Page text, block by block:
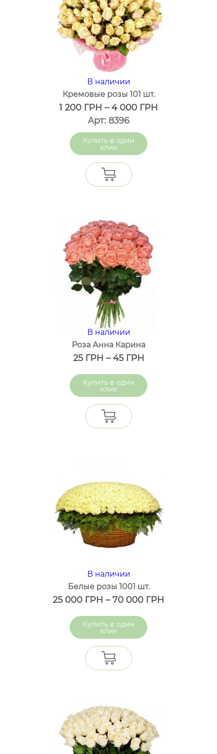
В наличии
Кремовые розы 101 шт.
1 200 ГРН –4 000 ГРН
Арт: 8396
один
клик
В наличии
Роза Анна Карина
25 ГРН –45 ГРН
один
клик
В наличии
Белые розы 1001 шт.
25 000 ГРН –70 000 ГРН
один
клик